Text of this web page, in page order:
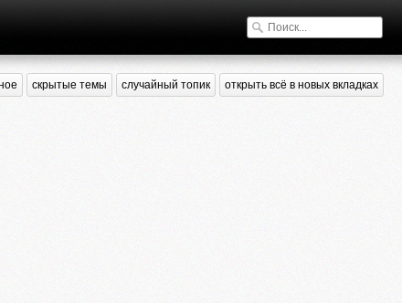
скрытые темы случайный топик открыть всё в новых вкладках